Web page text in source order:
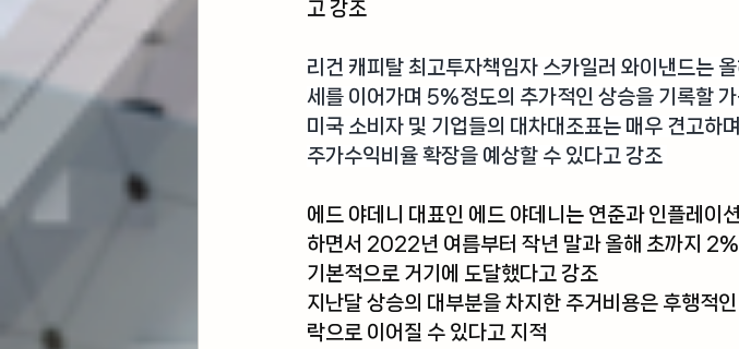
고 강조
리건 캐피탈 최고투자책임자 스카일러 와이낸드는
세를 이어가며 5%정도의 추가적인 상승을 기록할
미국 소비자 및 기업들의 대차대조표는 매우 견고하
주가수익비율 확장을 예상할 수 있다고 강조
에드 야데니 대표인 에드 야데니 는 연준과 인플레이
하면서 2022년 여름부터 작년 말과 올해 초까지
기본적으로 거기에 도달했다고 강조
지난달 상승의 대부분을 차지한 주거비용은 후행적
락으로 이어질 수 있다고 지적